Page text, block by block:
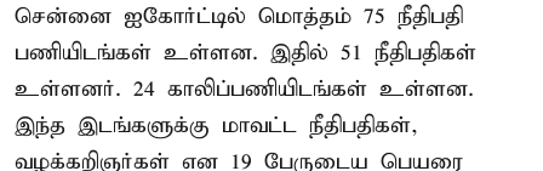
சென்னை ஐகோர்ட்டில் மொத்தம் 75 நீதிபதி
பணியிடங்கள் உள்ளன. இதில் 51 நீதிபதிகள்
உள்ளனர். 24 காலிப்பணியிடங்கள் உள்ளன.
இந்த இடங்களுக்கு மாவட்ட நீதிபதிகள்,
வழக்கறிஞர்கள் என 19 பேருடைய பெயரை